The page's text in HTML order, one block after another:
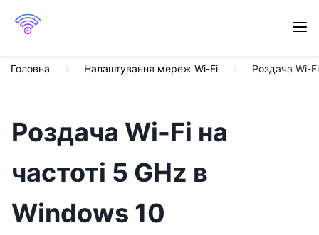
Головна Налаштування мереж Wi-Fi Роздача Wi-
Роздача Wi-Fi на
частоті 5 GHz в
Windows 10